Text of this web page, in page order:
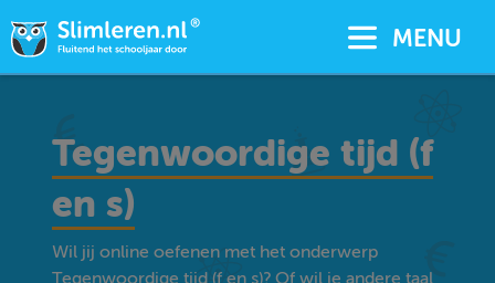
MENU
Tegenwoordige tijd (f
en s)
Wil jij online oefenen met het onderwerp
Tegenwoordige tijd (f en s)? Of wil je andere taal